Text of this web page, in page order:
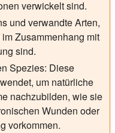
verwickelt sind.
und verwandte Arten,
Zusammenhang mit
sind.
Spezies: Diese
um natürliche
nachzubilden, wie sie
Wunden oder
vorkommen.